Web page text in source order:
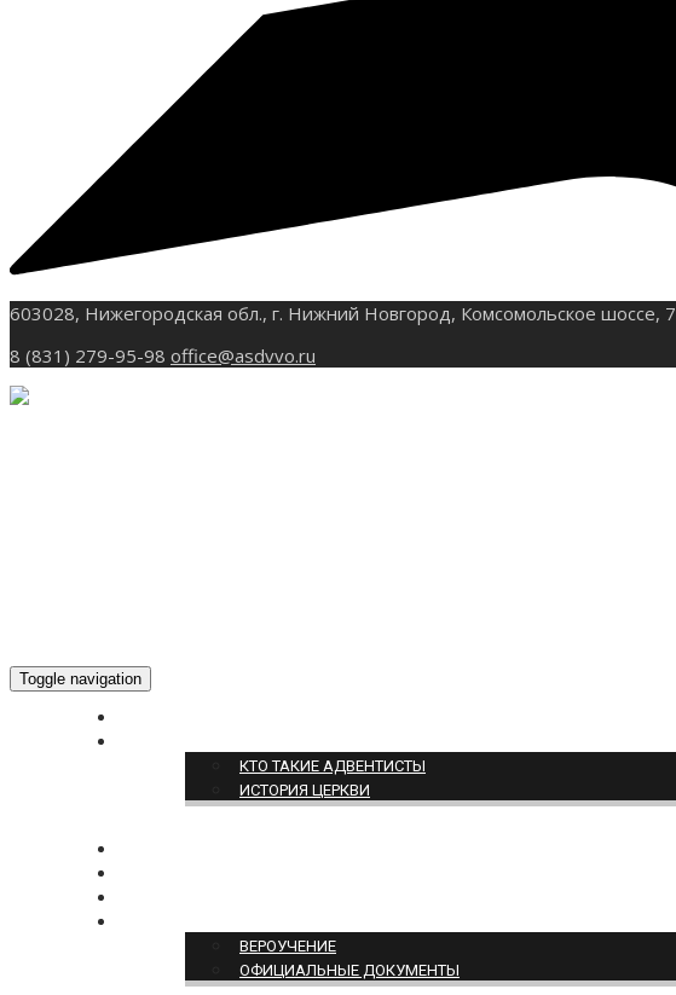
603028, Нижегородская обл., г. Нижний Новгород, Комсомольское шоссе, 7
8 (831) 279-95-98 office@asdvvo.ru
Toggle navigation
КТО ТАКИЕ АДВЕНТИСТЫ
ИСТОРИЯ ЦЕРКВИ
ВЕРОУЧЕНИЕ
ОФИЦИАЛЬНЫЕ ДОКУМЕНТЫ